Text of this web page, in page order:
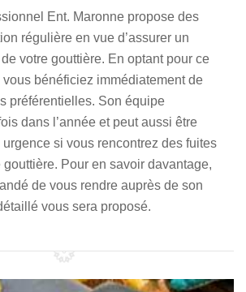
Ent. Maronne propose des
régulière en vue d’assurer un
votre gouttière. En optant pour ce
bénéficiez immédiatement de
préférentielles. Son équipe
dans l’année et peut aussi être
si vous rencontrez des fuites
Pour en savoir davantage,
de vous rendre auprès de son
vous sera proposé.